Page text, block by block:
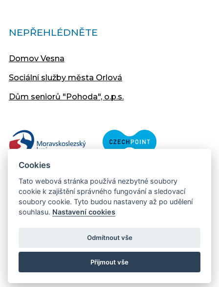
NEPŘEHLÉDNĚTE
Domov Vesna
Sociální služby města Orlová
Dům seniorů "Pohoda", o.p.s.
Copyright © 2013 - 2026 Městský úřad Orlová
Cookies
Tato webová stránka používá nezbytné soubory
cookie k zajištění správného fungování a sledovací
soubory cookie. Tyto budou nastaveny až po udělení
souhlasu. Nastavení cookies
Odmítnout vše
Přijmout vše